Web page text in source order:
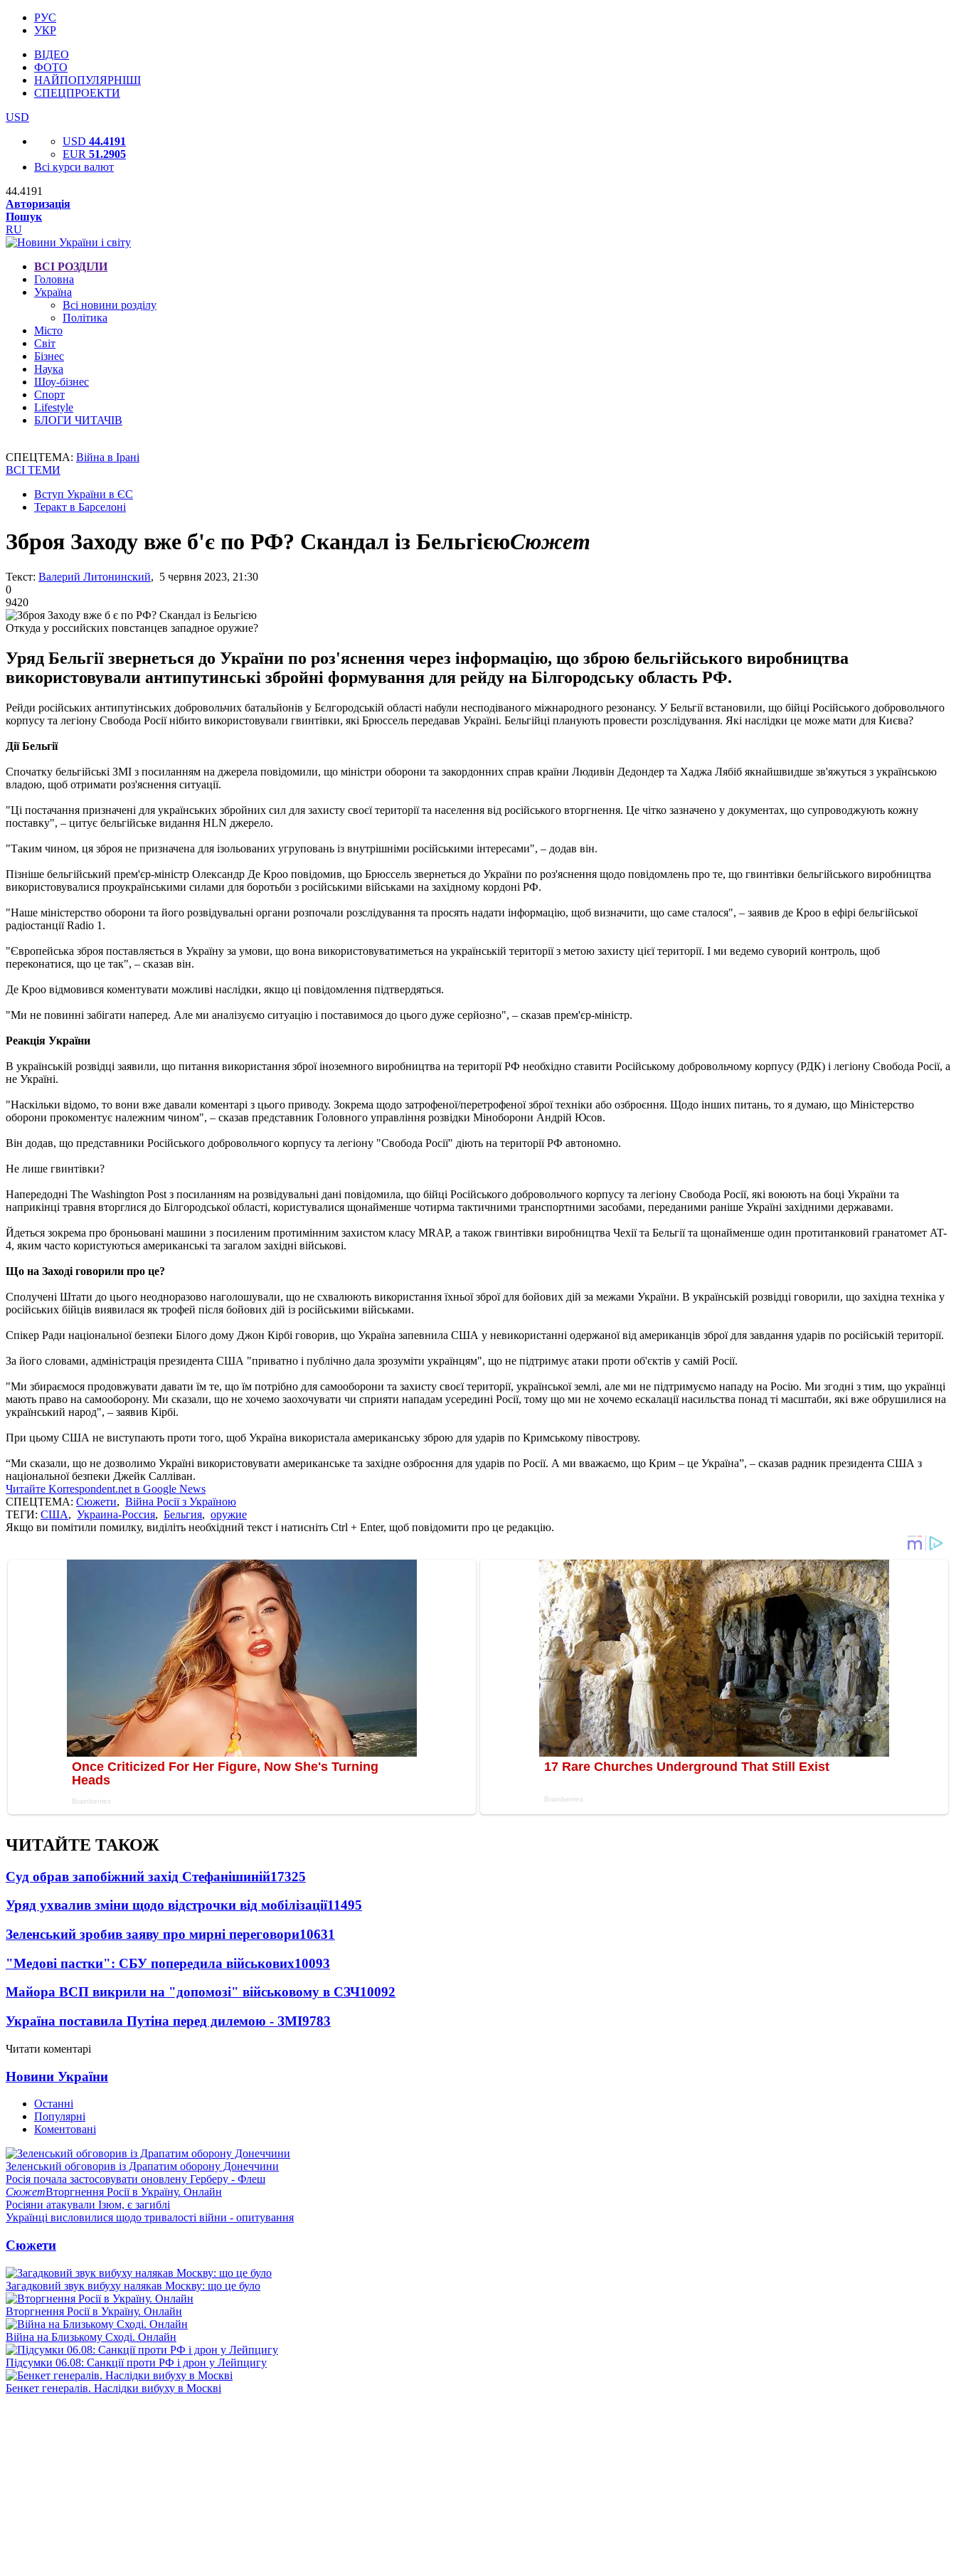
РУС
УКР
ВІДЕО
ФОТО
НАЙПОПУЛЯРНІШІ
СПЕЦПРОЕКТИ
USD
USD 44.4191
EUR 51.2905
Всі курси валют
44.4191
Авторизація
Пошук
RU
ВСІ РОЗДІЛИ
Головна
Україна
Всі новини розділу
Політика
Місто
Світ
Бізнес
Наука
Шоу-бізнес
Спорт
Lifestyle
БЛОГИ ЧИТАЧІВ
СПЕЦТЕМА: Війна в Ірані
ВСІ ТЕМИ
Вступ України в ЄС
Теракт в Барселоні
Зброя Заходу вже б'є по РФ? Скандал із БельгієюСюжет
Текст: Валерий Литонинский, 5 червня 2023, 21:30
0
9420
Откуда у российcких повстанцев западное оружие?
Уряд Бельгії звернеться до України по роз'яснення через інформацію, що зброю бельгійського виробництва
використовували антипутинські збройні формування для рейду на Білгородську область РФ.
Рейди російських антипутінських добровольчих батальйонів у Бєлгородській області набули несподіваного міжнародного резонансу. У Бельгії встановили, що бійці Російського добровольчого
корпусу та легіону Свобода Росії нібито використовували гвинтівки, які Брюссель передавав Україні. Бельгійці планують провести розслідування. Які наслідки це може мати для Києва?
Дії Бельгії
Спочатку бельгійські ЗМІ з посиланням на джерела повідомили, що міністри оборони та закордонних справ країни Людивін Дедондер та Хаджа Лябіб якнайшвидше зв'яжуться з українською
владою, щоб отримати роз'яснення ситуації.
"Ці постачання призначені для українських збройних сил для захисту своєї території та населення від російського вторгнення. Це чітко зазначено у документах, що супроводжують кожну
поставку", – цитує бельгійське видання HLN джерело.
"Таким чином, ця зброя не призначена для ізольованих угруповань із внутрішніми російськими інтересами", – додав він.
Пізніше бельгійський прем'єр-міністр Олександр Де Кроо повідомив, що Брюссель звернеться до України по роз'яснення щодо повідомлень про те, що гвинтівки бельгійського виробництва
використовувалися проукраїнськими силами для боротьби з російськими військами на західному кордоні РФ.
"Наше міністерство оборони та його розвідувальні органи розпочали розслідування та просять надати інформацію, щоб визначити, що саме сталося", – заявив де Кроо в ефірі бельгійської
радіостанції Radio 1.
"Європейська зброя поставляється в Україну за умови, що вона використовуватиметься на українській території з метою захисту цієї території. І ми ведемо суворий контроль, щоб
переконатися, що це так", – сказав він.
Де Кроо відмовився коментувати можливі наслідки, якщо ці повідомлення підтвердяться.
"Ми не повинні забігати наперед. Але ми аналізуємо ситуацію і поставимося до цього дуже серйозно", – сказав прем'єр-міністр.
Реакція України
В українській розвідці заявили, що питання використання зброї іноземного виробництва на території РФ необхідно ставити Російському добровольчому корпусу (РДК) і легіону Свобода Росії, а
не Україні.
"Наскільки відомо, то вони вже давали коментарі з цього приводу. Зокрема щодо затрофеної/перетрофеної зброї техніки або озброєння. Щодо інших питань, то я думаю, що Міністерство
оборони прокоментує належним чином", – сказав представник Головного управління розвідки Міноборони Андрій Юсов.
Він додав, що представники Російського добровольчого корпусу та легіону "Свобода Росії" діють на території РФ автономно.
Не лише гвинтівки?
Напередодні The Washington Post з посиланням на розвідувальні дані повідомила, що бійці Російського добровольчого корпусу та легіону Свобода Росії, які воюють на боці України та
наприкінці травня вторглися до Білгородської області, користувалися щонайменше чотирма тактичними транспортними засобами, переданими раніше Україні західними державами.
Йдеться зокрема про броньовані машини з посиленим протимінним захистом класу MRAP, а також гвинтівки виробництва Чехії та Бельгії та щонайменше один протитанковий гранатомет AT-
4, яким часто користуються американські та загалом західні військові.
Що на Заході говорили про це?
Сполучені Штати до цього неодноразово наголошували, що не схвалюють використання їхньої зброї для бойових дій за межами України. В українській розвідці говорили, що західна техніка у
російських бійців виявилася як трофей після бойових дій із російськими військами.
Спікер Ради національної безпеки Білого дому Джон Кірбі говорив, що Україна запевнила США у невикористанні одержаної від американців зброї для завдання ударів по російській території.
За його словами, адміністрація президента США "приватно і публічно дала зрозуміти українцям", що не підтримує атаки проти об'єктів у самій Росії.
"Ми збираємося продовжувати давати їм те, що їм потрібно для самооборони та захисту своєї території, української землі, але ми не підтримуємо нападу на Росію. Ми згодні з тим, що українці
мають право на самооборону. Ми сказали, що не хочемо заохочувати чи сприяти нападам усередині Росії, тому що ми не хочемо ескалації насильства понад ті масштаби, які вже обрушилися на
український народ", – заявив Кірбі.
При цьому США не виступають проти того, щоб Україна використала американську зброю для ударів по Кримському півострову.
“Ми сказали, що не дозволимо Україні використовувати американське та західне озброєння для ударів по Росії. А ми вважаємо, що Крим – це Україна”, – сказав радник президента США з
національної безпеки Джейк Салліван.
Читайте Korrespondent.net в Google News
СПЕЦТЕМА: Сюжети, Війна Росії з Україною
ТЕГИ: США, Украина-Россия, Бельгия, оружие
Якщо ви помітили помилку, виділіть необхідний текст і натисніть Ctrl + Enter, щоб повідомити про це редакцію.
ЧИТАЙТЕ ТАКОЖ
Суд обрав запобіжний захід Стефанішиній17325
Уряд ухвалив зміни щодо відстрочки від мобілізації11495
Зеленський зробив заяву про мирні переговори10631
"Медові пастки": СБУ попередила військових10093
Майора ВСП викрили на "допомозі" військовому в СЗЧ10092
Україна поставила Путіна перед дилемою - ЗМІ9783
Читати коментарі
Новини України
Останні
Популярні
Коментовані
Зеленський обговорив із Драпатим оборону Донеччини
Росія почала застосовувати оновлену Герберу - Флеш
СюжетВторгнення Росії в Україну. Онлайн
Росіяни атакували Ізюм, є загиблі
Українці висловилися щодо тривалості війни - опитування
Сюжети
Загадковий звук вибуху налякав Москву: що це було
Вторгнення Росії в Україну. Онлайн
Війна на Близькому Сході. Онлайн
Підсумки 06.08: Санкції проти РФ і дрон у Лейпцигу
Бенкет генералів. Наслідки вибуху в Москві